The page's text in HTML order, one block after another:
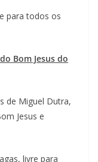
para todos os
Bom Jesus do
de Miguel Dutra,
Jesus e
livre para